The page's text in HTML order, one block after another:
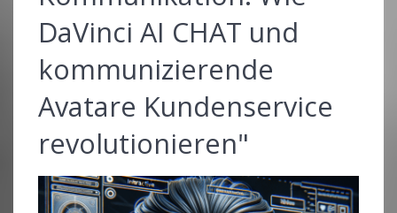
DaVinci AI CHAT und
kommunizierende
Avatare Kundenservice
revolutionieren"